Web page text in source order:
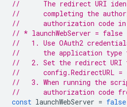
//      The redirect URI
//      completing the
//      authorization code in
// * launchWebServer = false
//   1. Use OAuth2
//      the application type
//   2. Set the redirect
//      config.RedirectURL
//   3. When running the
//      authorization code
const launchWebServer = false